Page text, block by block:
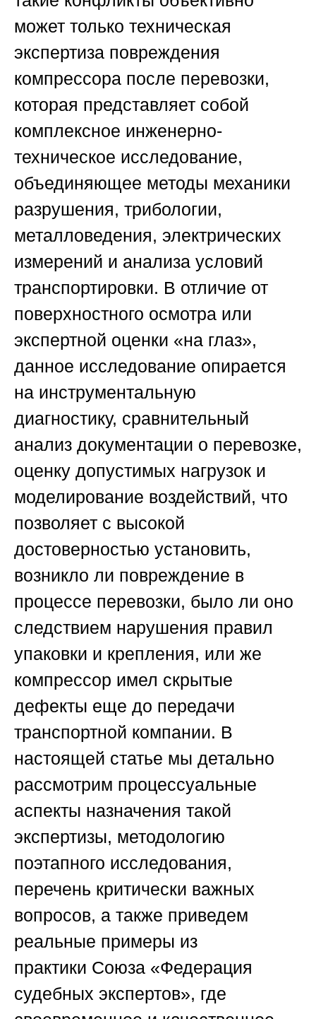
может только техническая
экспертиза повреждения
компрессора после перевозки,
которая представляет собой
комплексное инженерно-
техническое исследование,
объединяющее методы механики
разрушения, трибологии,
металловедения, электрических
измерений и анализа условий
транспортировки. В отличие от
поверхностного осмотра или
экспертной оценки «на глаз»,
данное исследование опирается
на инструментальную
диагностику, сравнительный
анализ документации о перевозке,
оценку допустимых нагрузок и
моделирование воздействий, что
позволяет с высокой
достоверностью установить,
возникло ли повреждение в
процессе перевозки, было ли оно
следствием нарушения правил
упаковки и крепления, или же
компрессор имел скрытые
дефекты еще до передачи
транспортной компании. В
настоящей статье мы детально
рассмотрим процессуальные
аспекты назначения такой
экспертизы, методологию
поэтапного исследования,
перечень критически важных
вопросов, а также приведем
реальные примеры из
практики Союза «Федерация
судебных экспертов», где